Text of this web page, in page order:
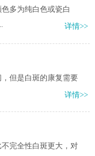
多为纯白色或瓷白
详情>>
但是白斑的康复需要
详情>>
完全性白斑更大，对